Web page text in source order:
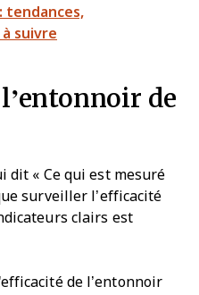
tendances,
suivre
de
dit « Ce qui est mesuré
surveiller l’efficacité
clairs est
de l’entonnoir